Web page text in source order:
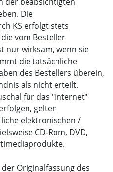
Die
KS erfolgt stets
vom Besteller
nur wirksam, wenn sie
die tatsächliche
des Bestellers überein,
als nicht erteilt.
für das "Internet"
gelten
elektronischen /
CD-Rom, DVD,
Originalfassung des